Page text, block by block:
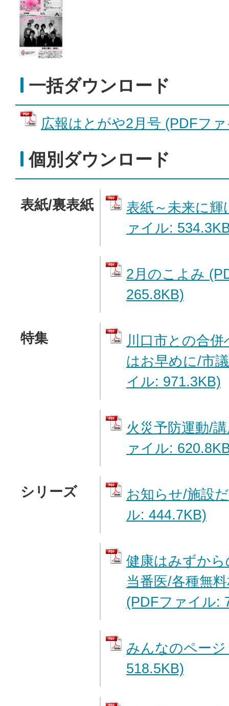
一括ダウンロード
広報はとがや2月号 (PDFフ
個別ダウンロード
表紙/裏表紙
表紙～未来に
ァイル:
2月のこよみ
265.8KB)
特集
川口市との合
はお早めに/市
イル: 971.3KB)
火災予防運動/
ァイル:
シリーズ
お知らせ/施設
ル: 444.7KB)
健康はみずか
当番医/各種無
(PDFファイル:
みんなのペー
518.5KB)